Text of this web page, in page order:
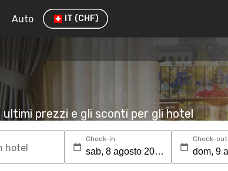
Auto IT (CHF)
prezzi e gli sconti per gli hotel
hotel
Check-in Check-out